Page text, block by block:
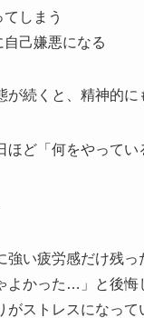
しまう
自己嫌悪になる
が続くと、精神的に
ほど「何をやって
強い疲労感だけ残っ
よかった…」と後悔
がストレスになって